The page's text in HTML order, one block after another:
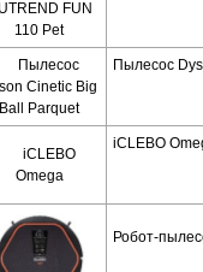
Пылесос
iCLEBO
Робот-